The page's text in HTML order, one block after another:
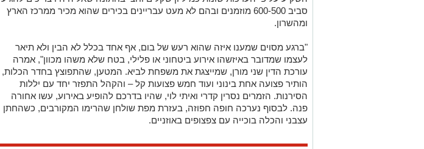
סביב 600-500 מוזמנים ובהם לא מעט עבריינים בכירים שהוא מכיר ממרכז הארץ
ומהשרון.
"ברגע מסוים שמענו איזה שהוא רעש של בום, אף אחד בכלל לא הבין ולא תיאר
לעצמו שמדובר באיזשהו אירוע ביטחוני או פלילי, בטח שלא משהו מכוון", אמרה
עורכת הדין שני מורן, שמייצגת את משפחת לביא. המטען, שהתפוצץ בחדר הכלות,
הותיר פצועה אחת בינוני ועוד חמש פצועות קל – והקהל התפזר יחד עם יללות
הסירנות. הזמרים נסרין קדרי ואיתי לוי, שהיו בדרכם להופיע באירוע, עשו אחורה
פנה. לבסוף נערכה חופה חפוזה, בעזרת מפת שולחן שהרימו המקורבים, כשהחתן
עצבני והכלה בוכייה עם צפצופים באוזניים.